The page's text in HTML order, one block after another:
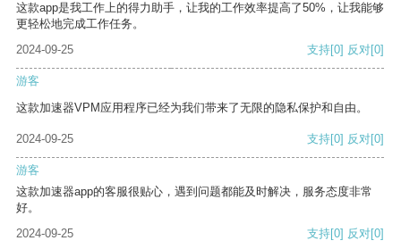
这款app是我工作上的得力助手，让我的工作效率提高了50%，让我能够
更轻松地完成工作任务。
2024-09-25
支持[0] 反对[0]
游客
这款加速器VPM应用程序已经为我们带来了无限的隐私保护和自由。
2024-09-25 支持[0] 反对[0]
游客
这款加速器app的客服很贴心，遇到问题都能及时解决，服务态度非常
好。
2024-09-25
支持[0] 反对[0]